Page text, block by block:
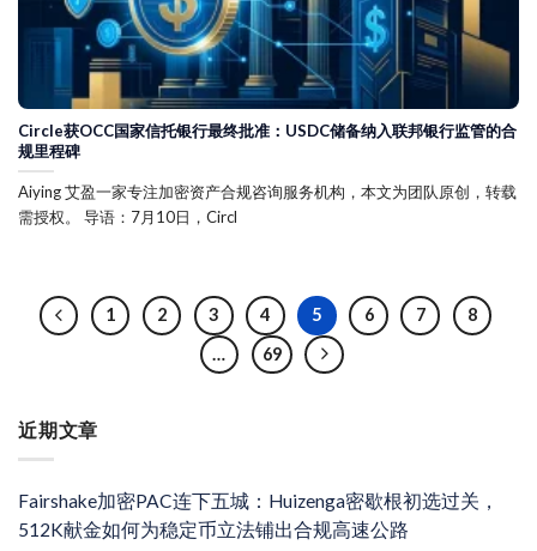
近期文章
Fairshake加密PAC连下五城：Huizenga密歇根初选过关，
512K献金如何为稳定币立法铺出合规高速公路
Circle获OCC国家信托银行最终批准：USDC储备纳入联邦银行监管的合
规里程碑
Aiying 艾盈一家专注加密资产合规咨询服务机构，本文为团队原创，转载
需授权。 导语：7月10日，Circl
1 2 3 4 5 6 7
8
…
69